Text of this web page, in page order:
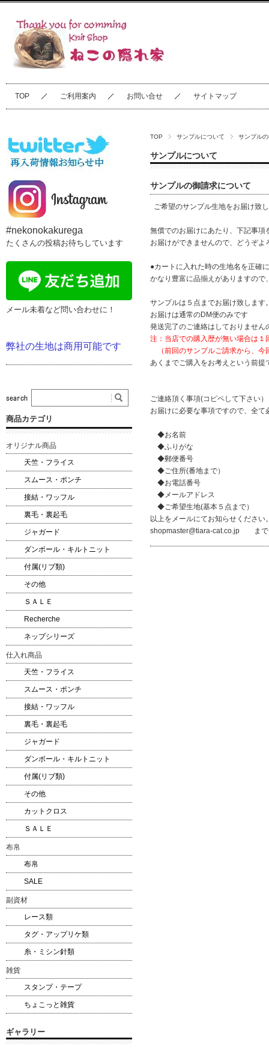
TOP ご利用案内 お問い合せ サイトマップ
TOP サンプルについて サンプル
サンプルについて
サンプルの御請求について
ご希望のサンプル生地をお届け致
無償でのお届けにあたり、下記事
お届けができませんので、どうぞよ
●カートに入れた時の生地名を正確
かなり豊富に品揃えがありますの
サンプルは５点までお届け致します
お届けは通常のDM便のみです
発送完了のご連絡はしておりませ
注：当店での購入歴が無い場合は１
（前回のサンプルご請求から、今
あくまでご購入をお考えという前
ご連絡頂く事項(コピペして下さい）
お届けに必要な事項ですので、全て
◆お名前
◆ふりがな
◆郵便番号
◆ご住所(番地まで）
◆お電話番号
◆メールアドレス
◆ご希望生地(基本５点まで）
以上をメールにてお知らせください
shopmaster@tiara-cat.co.jp まで
#nekonokakurega
たくさんの投稿お待ちしています
メール未着など問い合わせに！
弊社の生地は商用可能です
商品カテゴリ
オリジナル商品
天竺・フライス
スムース・ポンチ
接結・ワッフル
裏毛・裏起毛
ジャガード
ダンボール・キルトニット
付属(リブ類)
その他
ＳＡＬＥ
Recherche
ネップシリーズ
仕入れ商品
天竺・フライス
スムース・ポンチ
接結・ワッフル
裏毛・裏起毛
ジャガード
ダンボール・キルトニット
付属(リブ類)
その他
カットクロス
ＳＡＬＥ
布帛
布帛
SALE
副資材
レース類
タグ・アップリケ類
糸・ミシン針類
雑貨
スタンプ・テープ
ちょこっと雑貨
ギャラリー